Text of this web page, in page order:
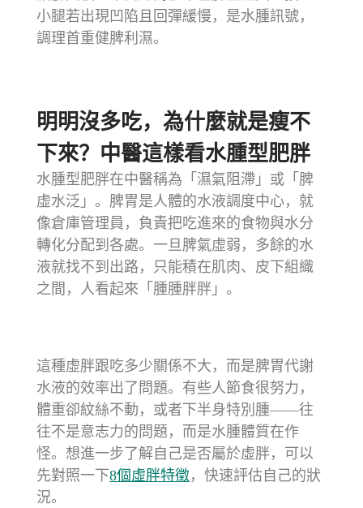
小腿若出現凹陷且回彈緩慢，是水腫訊號，
調理首重健脾利濕。
明明沒多吃，為什麼就是瘦不
下來？中醫這樣看水腫型肥胖
水腫型肥胖在中醫稱為「濕氣阻滯」或「脾
虛水泛」。脾胃是人體的水液調度中心，就
像倉庫管理員，負責把吃進來的食物與水分
轉化分配到各處。一旦脾氣虛弱，多餘的水
液就找不到出路，只能積在肌肉、皮下組織
之間，人看起來「腫腫胖胖」。
這種虛胖跟吃多少關係不大，而是脾胃代謝
水液的效率出了問題。有些人節食很努力，
體重卻紋絲不動，或者下半身特別腫——往
往不是意志力的問題，而是水腫體質在作
怪。想進一步了解自己是否屬於虛胖，可以
先對照一下8個虛胖特徵，快速評估自己的狀
況。